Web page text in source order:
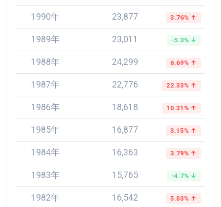
1990年 23,877 3.76% ↑
1989年 23,011 -5.3% ↓
1988年 24,299 6.69% ↑
1987年 22,776 22.33% ↑
1986年 18,618 10.31% ↑
1985年 16,877 3.15% ↑
1984年 16,363 3.79% ↑
1983年 15,765 -4.7% ↓
1982年 16,542 5.03% ↑